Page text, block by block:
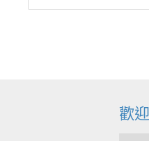
歡